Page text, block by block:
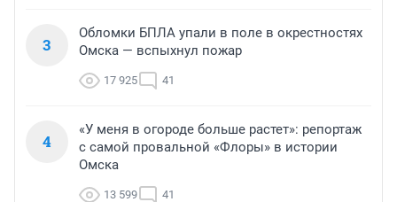
3
Обломки БПЛА упали в поле в окрестностях
Омска — вспыхнул пожар
17 925 41
4
«У меня в огороде больше растет»: репортаж
с самой провальной «Флоры» в истории
Омска
13 599 41